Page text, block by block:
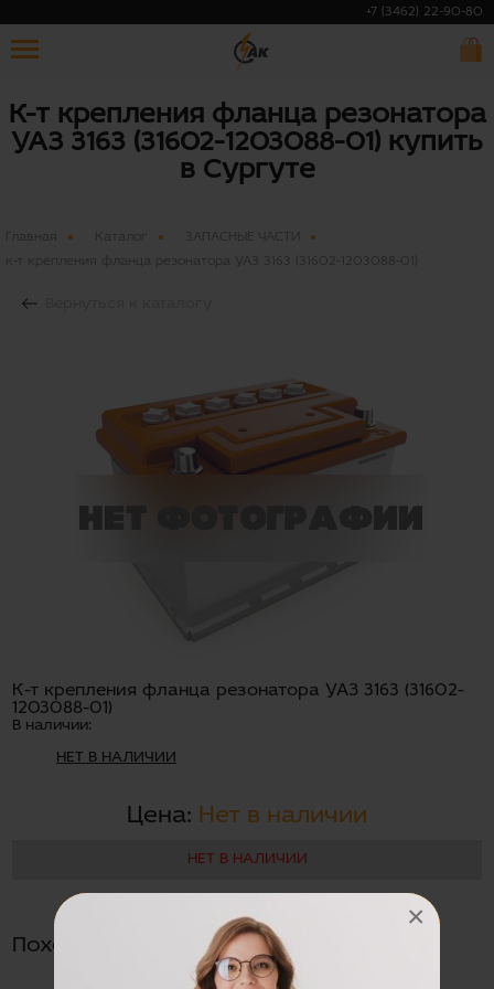
×
+7 (3462) 22-90-80
К-т крепления фланца резонатора
УАЗ 3163 (31602-1203088-01) купить
в Сургуте
Главная
ЗАПАСНЫЕ ЧАСТИ
к-т крепления фланца резонатора УАЗ 3163 (31602-1203088-01)
К-т крепления фланца резонатора УАЗ 3163 (31602-
1203088-01)
В наличии:
НЕТ В НАЛИЧИИ
Цена: Нет в наличии
НЕТ В НАЛИЧИИ
Похожие товары